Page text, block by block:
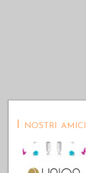
I nostri amici